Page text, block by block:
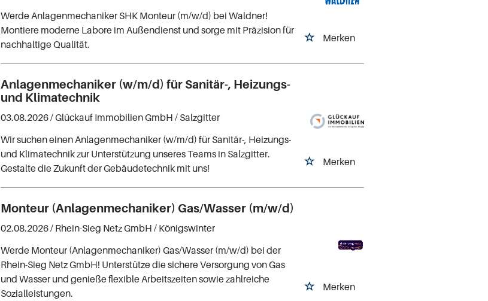
Merken
Werde Anlagenmechaniker SHK Monteur (m/w/d) bei Waldner!
Montiere moderne Labore im Außendienst und sorge mit Präzision für
nachhaltige Qualität.
Anlagenmechaniker (w/m/d) für Sanitär-, Heizungs-
und Klimatechnik
Merken
03.08.2026 /Glückauf Immobilien GmbH / Salzgitter
Wir suchen einen Anlagenmechaniker (w/m/d) für Sanitär-, Heizungs-
und Klimatechnik zur Unterstützung unseres Teams in Salzgitter.
Gestalte die Zukunft der Gebäudetechnik mit uns!
Monteur (Anlagenmechaniker) Gas/Wasser (m/w/d)
Merken
02.08.2026 / Rhein-Sieg Netz GmbH / Königswinter
Werde Monteur (Anlagenmechaniker) Gas/Wasser (m/w/d) bei der
Rhein-Sieg Netz GmbH! Unterstütze die sichere Versorgung von Gas
und Wasser und genieße flexible Arbeitszeiten sowie zahlreiche
Sozialleistungen.